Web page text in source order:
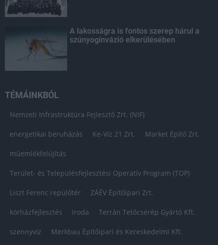
A lakosságra is fontos szerep hárul a
szúnyoginvázió elkerülésében
TÉMÁINKBÓL
Nemzeti Infrastruktúra Fejlesztő Zrt. (NIF)
energetikai beruházás Ke-Víz 21 Zrt. Market Építő Zrt.
műemlékfelújítás
Terület- és Településfejlesztési Operatív Program (TOP)
Liszt Ferenc repülőtér ZÁÉV Építőipari Zrt.
kórházfejlesztés iroda Terrán Tetőcserép Gyártó Kft.
szennyvíz Merkbau Építőipari és Kereskedelmi Kft.